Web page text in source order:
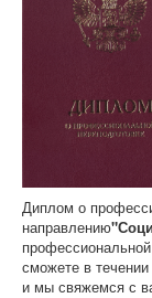
Диплом о
направлению
сможете в
и мы свяжемся с